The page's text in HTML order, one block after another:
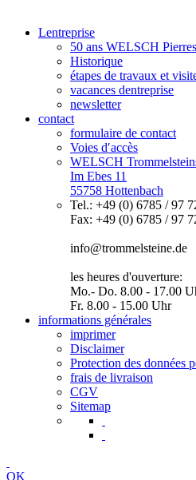
Lentreprise
50 ans WELSCH
Historique
étapes de travaux et
vacances dentreprise
newsletter
contact
formulaire de contact
Voies d′accès
WELSCH
Im Ebes 11
55758 Hottenbach
Tel.: +49 (0) 6785 / 97
Fax: +49 (0) 6785 / 97
info@trommelsteine.de
les heures d'ouverture:
Mo.- Do. 8.00 - 17.00
Fr. 8.00 - 15.00 Uhr
informations générales
imprimer
Disclaimer
Protection des données
frais de livraison
CGV
Sitemap
OK